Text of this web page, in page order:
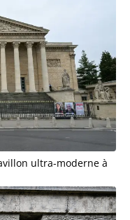
ultra-moderne à